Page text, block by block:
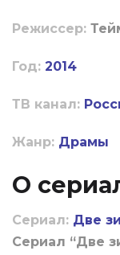
Режиссер:
Год: 2014
ТВ канал:
Жанр: Драмы
О
Сериал: Две
Сериал “Две